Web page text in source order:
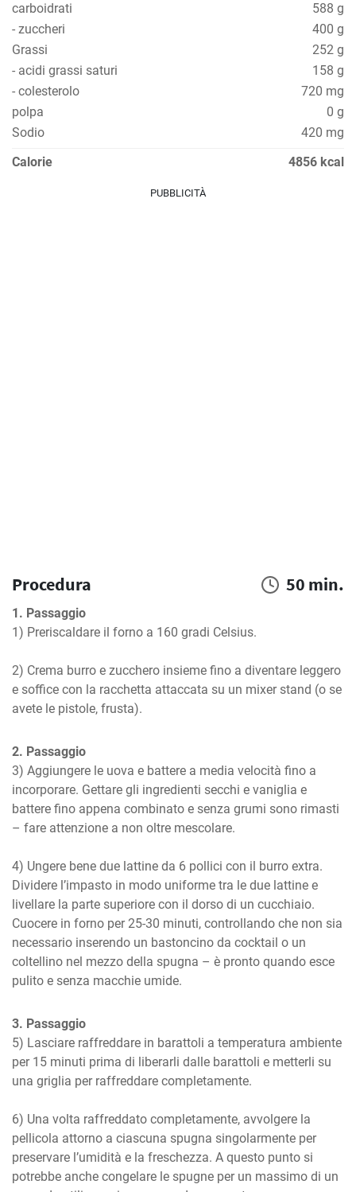
carboidrati
588 g
- zuccheri
400 g
Grassi
252 g
- acidi grassi saturi
158 g
- colesterolo
720 mg
polpa
0 g
Sodio
420 mg
Calorie
4856 kcal
PUBBLICITÀ
Procedura 50 min.
1. Passaggio
1) Preriscaldare il forno a 160 gradi Celsius.
2) Crema burro e zucchero insieme fino a diventare leggero
e soffice con la racchetta attaccata su un mixer stand (o se
avete le pistole, frusta).
2. Passaggio
3) Aggiungere le uova e battere a media velocità fino a
incorporare. Gettare gli ingredienti secchi e vaniglia e
battere fino appena combinato e senza grumi sono rimasti
– fare attenzione a non oltre mescolare.
4) Ungere bene due lattine da 6 pollici con il burro extra.
Dividere l’impasto in modo uniforme tra le due lattine e
livellare la parte superiore con il dorso di un cucchiaio.
Cuocere in forno per 25-30 minuti, controllando che non sia
necessario inserendo un bastoncino da cocktail o un
coltellino nel mezzo della spugna – è pronto quando esce
pulito e senza macchie umide.
3. Passaggio
5) Lasciare raffreddare in barattoli a temperatura ambiente
per 15 minuti prima di liberarli dalle barattoli e metterli su
una griglia per raffreddare completamente.
6) Una volta raffreddato completamente, avvolgere la
pellicola attorno a ciascuna spugna singolarmente per
preservare l’umidità e la freschezza. A questo punto si
potrebbe anche congelare le spugne per un massimo di un